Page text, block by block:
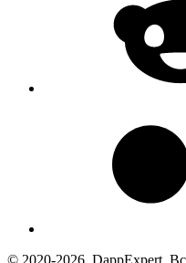
© 2020-2026. DappExpert.